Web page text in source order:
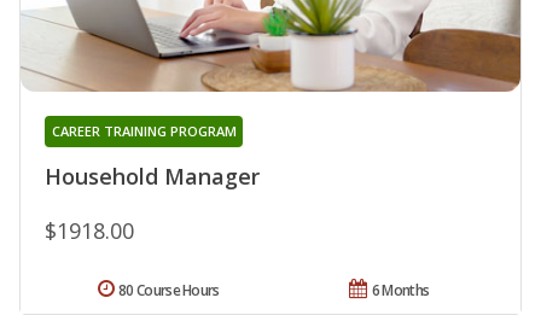
Household Manager
CAREER TRAINING PROGRAM
$1918.00
6 Months
80 Course Hours